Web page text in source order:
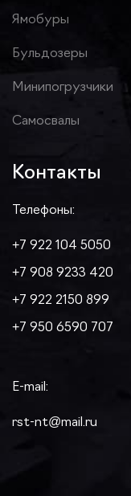
Ямобуры
Бульдозеры
Минипогрузчики
Самосвалы
Контакты
Телефоны:
+7 922 104 5050
+7 908 9233 420
+7 922 2150 899
+7 950 6590 707
E-mail:
rst-nt@mail.ru